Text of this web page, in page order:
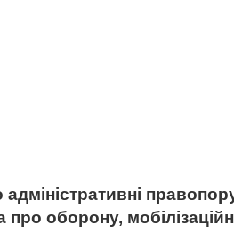
адміністративні
оборону,